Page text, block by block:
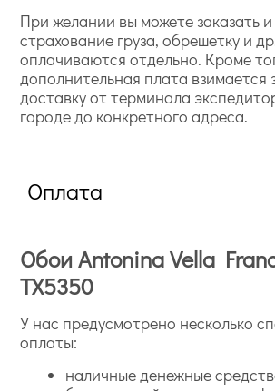
При желании вы можете заказать и
страхование груза, обрешетку и
оплачиваются отдельно. Кроме
дополнительная плата взимается
доставку от терминала
городе до конкретного адреса.
Оплата
Обои Antonina Vella
TX5350
У нас предусмотрено несколько
оплаты:
наличные денежные